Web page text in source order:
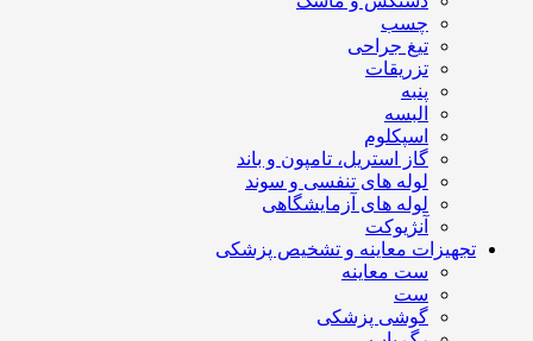
چسب
تیغ جراحی
تزریقات
پنبه
البسه
اسپکلوم
گاز استریل، تامپون و باند
لوله های تنفسی و سوند
لوله های آزمایشگاهی
آنژیوکت
تجهیزات معاینه و تشخیص پزشکی
ست معاینه
ست
گوشی پزشکی